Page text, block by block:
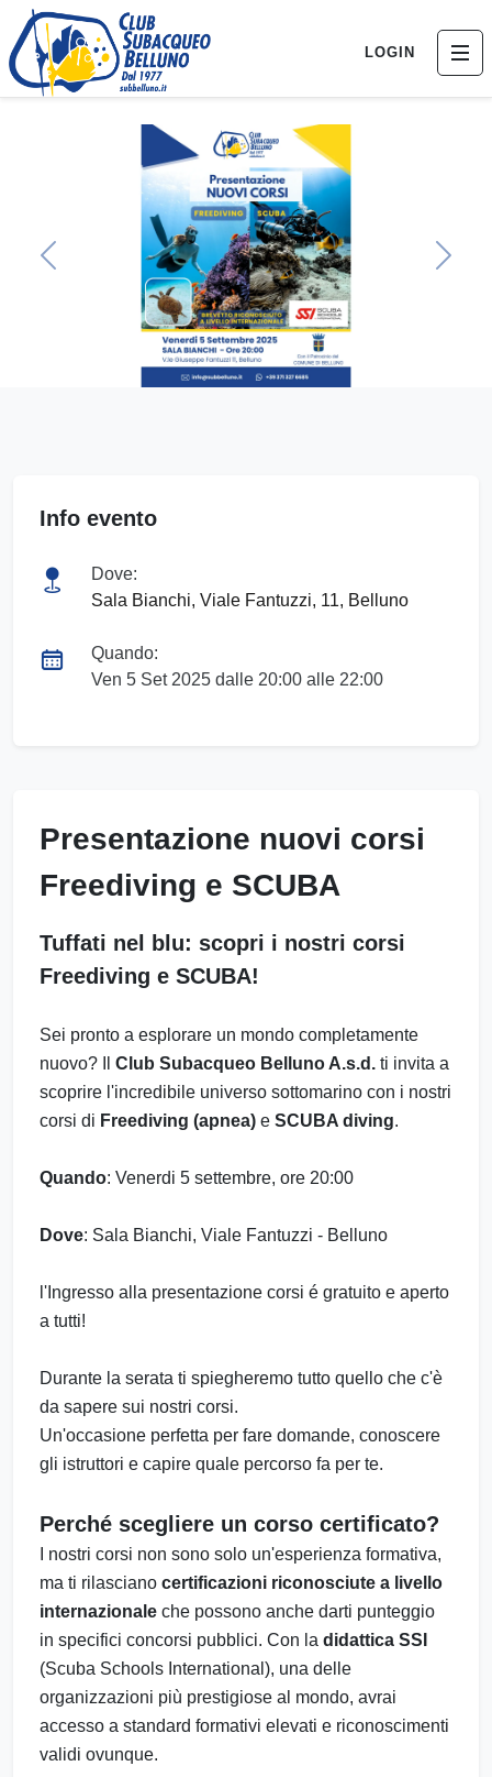
LOGIN
Previous Next
Info evento
Dove:
Sala Bianchi, Viale Fantuzzi, 11, Belluno
Quando:
Ven 5 Set 2025 dalle 20:00 alle 22:00
Presentazione nuovi corsi
Freediving e SCUBA
Tuffati nel blu: scopri i nostri corsi
Freediving e SCUBA!
Sei pronto a esplorare un mondo completamente
nuovo? Il Club Subacqueo Belluno A.s.d. ti invita a
scoprire l'incredibile universo sottomarino con i nostri
corsi di Freediving (apnea) e SCUBA diving.
Quando: Venerdi 5 settembre, ore 20:00
Dove: Sala Bianchi, Viale Fantuzzi - Belluno
l'Ingresso alla presentazione corsi é gratuito e aperto
a tutti!
Durante la serata ti spiegheremo tutto quello che c'è
da sapere sui nostri corsi.
Un'occasione perfetta per fare domande, conoscere
gli istruttori e capire quale percorso fa per te.
Perché scegliere un corso certificato?
I nostri corsi non sono solo un'esperienza formativa,
ma ti rilasciano certificazioni riconosciute a livello
internazionale che possono anche darti punteggio
in specifici concorsi pubblici. Con la didattica SSI
(Scuba Schools International), una delle
organizzazioni più prestigiose al mondo, avrai
accesso a standard formativi elevati e riconoscimenti
validi ovunque.